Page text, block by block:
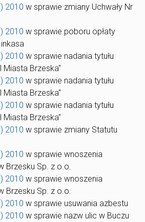
2010 w sprawie zmiany Uchwały Nr
2010 w sprawie poboru opłaty
2010 w sprawie nadania tytułu
Miasta Brzeska"
2010 w sprawie nadania tytułu
Miasta Brzeska"
2010 w sprawie nadania tytułu
Miasta Brzeska"
2010 w sprawie zmiany Statutu
2010 w sprawie wnoszenia
Brzesku Sp. z o.o.
2010 w sprawie wnoszenia
Brzesku Sp. z o.o.
2010 w sprawie usuwania azbestu
2010 w sprawie nazw ulic w Buczu